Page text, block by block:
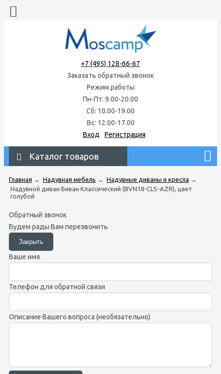
+7 (495) 128-66-67
Заказать обратный звонок
Режим работы
Пн-Пт: 9.00-20.00
Сб: 10.00-19.00
Вс: 12.00-17.00
Вход
Регистрация
Каталог товаров
Главная → Надувная мебель → Надувные диваны и кресла →
Надувной диван Биван Классический (BVN18-CLS-AZR), цвет
голубой
Обратный звонок
Будем рады Вам перезвонить
Ваше имя
Телефон для обратной связи
Описание Вашего вопроса (необязательно)